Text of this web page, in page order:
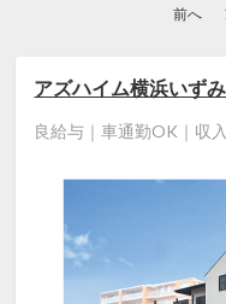
前へ
アズハイム横浜いず
良給与｜車通勤OK｜収